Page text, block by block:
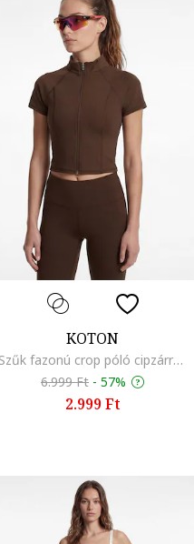
KOTON
Szűk fazonú crop póló cipzárral, Barna
6.999 Ft - 57%
2.999 Ft